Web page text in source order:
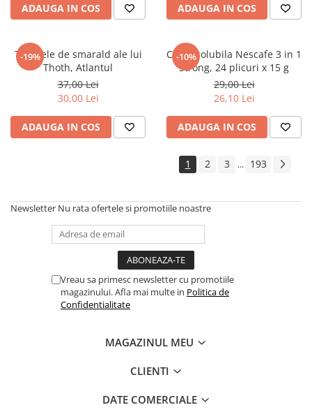
Ghiozdane si Penare scolare
Instrumente si Truse Geometrie
Seturi scolare
Calculator
Consumabile & Accesorii
Cadouri
Carti in dar
Literatura Romana
Carte Prescolara, Joc
Carti cartonate
ADAUGA IN COS ADAUGA IN COS
-19%
Tablitele de smarald ale lui
Thoth, Atlantul
37,00 Lei
30,00 Lei
ADAUGA IN COS
-10%
Cafea solubila Nescafe 3 in 1
Strong, 24 plicuri x 15 g
29,00 Lei
26,10 Lei
ADAUGA IN COS
1 2 3 ... 193
Newsletter Nu rata ofertele si promotiile noastre
Vreau sa primesc newsletter cu promotiile
magazinului. Afla mai multe in Politica de
Confidentialitate
MAGAZINUL MEU
CLIENTI
DATE COMERCIALE